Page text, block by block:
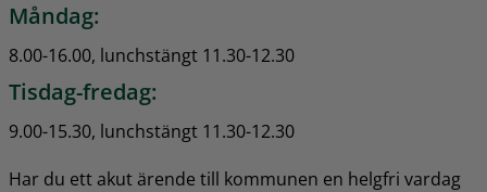
Måndag:
8.00-16.00, lunchstängt 11.30-12.30
Tisdag-fredag:
9.00-15.30, lunchstängt 11.30-12.30
Har du ett akut ärende till kommunen en helgfri vardag